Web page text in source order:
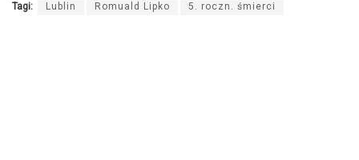
Tagi: Lublin Romuald Lipko 5. roczn. śmierci